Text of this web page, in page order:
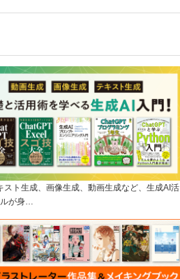
スト生成、画像生成、動画生成など、生成AI活
が身…